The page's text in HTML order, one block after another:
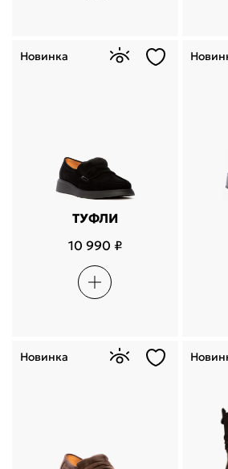
ТУФЛИ
10 990 ₽
Новинка
Новинка